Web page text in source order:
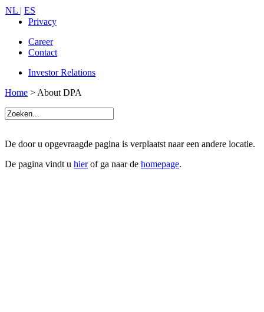
NL | ES
Privacy
Career
Contact
Investor Relations
Home > About DPA
De door u opgevraagde pagina is verplaatst naar een andere locatie.
De pagina vindt u hierof ga naar de homepage.